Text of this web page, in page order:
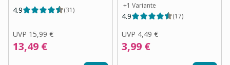
4.9 (31)
UVP 15,99 €
13,49 €
+1 Variante
4.9 (17)
UVP 4,49 €
3,99 €